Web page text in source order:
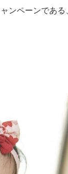
ンペーンである